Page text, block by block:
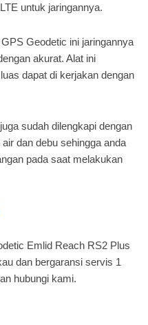
untuk jaringannya.
Geodetic ini jaringannya
akurat. Alat ini
dapat di kerjakan dengan
sudah dilengkapi dengan
dan debu sehingga anda
pada saat melakukan
Emlid Reach RS2 Plus
dan bergaransi servis 1
hubungi kami.